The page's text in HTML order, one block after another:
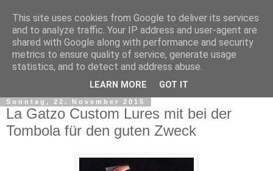
Sonntag, 22. November 2015
La Gatzo Custom Lures mit bei der
Tombola für den guten Zweck
This site uses cookies from Google to deliver its services
and to analyze traffic. Your IP address and user-agent are
shared with Google along with performance and security
metrics to ensure quality of service, generate usage
statistics, and to detect and address abuse.
LEARN MORE GOT IT